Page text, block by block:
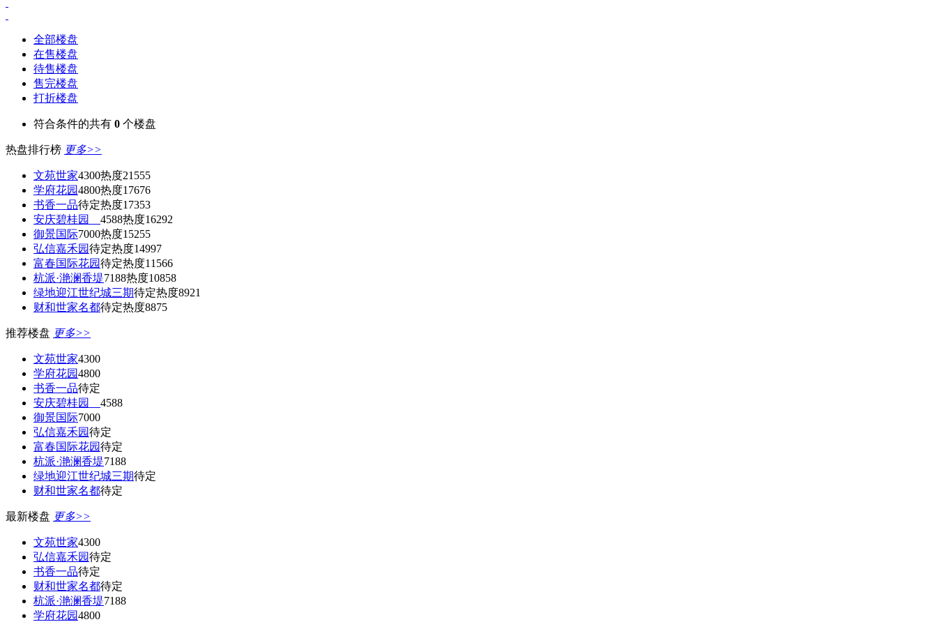
全部楼盘
在售楼盘
待售楼盘
售完楼盘
打折楼盘
符合条件的共有 0 个楼盘
热盘排行榜 更多>>
文苑世家4300热度21555
学府花园4800热度17676
书香一品待定热度17353
安庆碧桂园 4588热度16292
御景国际7000热度15255
弘信嘉禾园待定热度14997
富春国际花园待定热度11566
杭派·滟澜香堤7188热度10858
绿地迎江世纪城三期待定热度8921
财和世家名都待定热度8875
推荐楼盘 更多>>
文苑世家4300
学府花园4800
书香一品待定
安庆碧桂园 4588
御景国际7000
弘信嘉禾园待定
富春国际花园待定
杭派·滟澜香堤7188
绿地迎江世纪城三期待定
财和世家名都待定
最新楼盘 更多>>
文苑世家4300
弘信嘉禾园待定
书香一品待定
财和世家名都待定
杭派·滟澜香堤7188
学府花园4800